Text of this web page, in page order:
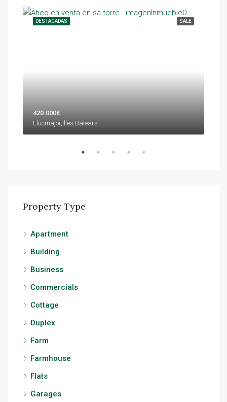
SALE
DESTACADAS
420.000€
Llucmajor,Illes Balears
Property Type
Apartment
Building
Business
Commercials
Cottage
Duplex
Farm
Farmhouse
Flats
Garages